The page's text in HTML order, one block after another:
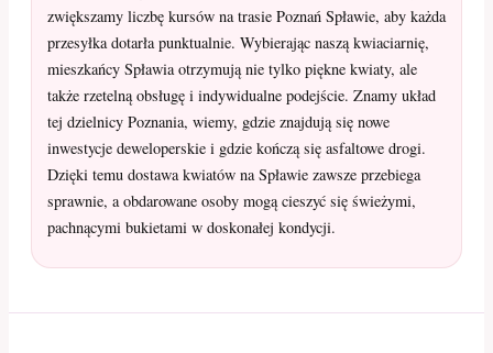
zwiększamy liczbę kursów na trasie Poznań Spławie, aby każda
przesyłka dotarła punktualnie. Wybierając naszą kwiaciarnię,
mieszkańcy Spławia otrzymują nie tylko piękne kwiaty, ale
także rzetelną obsługę i indywidualne podejście. Znamy układ
tej dzielnicy Poznania, wiemy, gdzie znajdują się nowe
inwestycje deweloperskie i gdzie kończą się asfaltowe drogi.
Dzięki temu dostawa kwiatów na Spławie zawsze przebiega
sprawnie, a obdarowane osoby mogą cieszyć się świeżymi,
pachnącymi bukietami w doskonałej kondycji.